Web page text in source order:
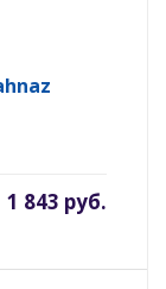
1 843 руб.